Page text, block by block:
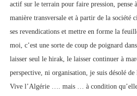
actif sur le terrain pour faire pression, pense
manière transversale et à partir de la société
ses revendications et mettre en forme la
moi, c’est une sorte de coup de poignard
laisser seul le hirak, le laisser continuer à
perspective, ni organisation, je suis désolé
Vive l’Algérie …. mais … à condition